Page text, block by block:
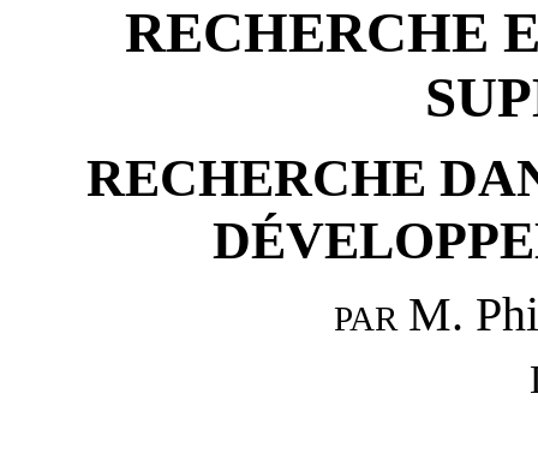
RECHERCHE
RECHERCHE
PAR M.